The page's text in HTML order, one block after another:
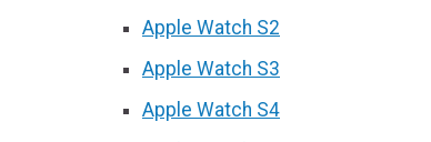
Apple Watch S2
Apple Watch S3
Apple Watch S4